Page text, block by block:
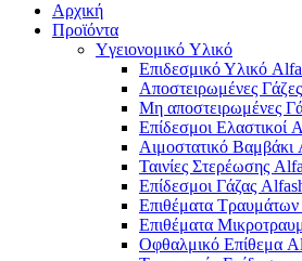
Αρχική
Προϊόντα
Yγειονομικό Yλικό
Επιδεσμικό Υλικό
Αποστειρωμένες
Μη αποστειρωμένες
Επίδεσμοι Ελαστικοί
Αιμοστατικό Βαμβάκι
Ταινίες Στερέωσης
Επίδεσμοι Γάζας
Επιθέματα
Επιθέματα
Οφθαλμικό Eπίθεμα